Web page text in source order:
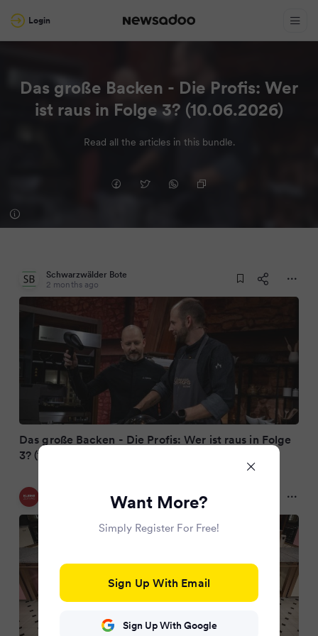
Login
Das große Backen - Die Profis: Wer
ist raus in Folge 3? (10.06.2026)
Read all the articles in this bundle.
Schwarzwälder Bote
2 months ago
Das große Backen - Die Profis: Wer ist raus in Folge
3? (10.06.2026)
Want More?
Simply Register For Free!
Sign Up With Email
Sign Up With Google